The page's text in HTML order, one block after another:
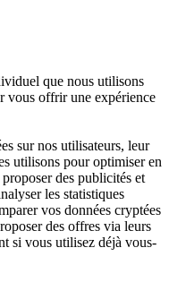
que nous utilisons
vous offrir une expérience
sur nos utilisateurs, leur
utilisons pour optimiser en
des publicités et
les statistiques
vos données cryptées
des offres via leurs
si vous utilisez déjà vous-